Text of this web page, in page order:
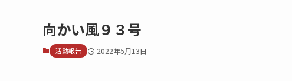
向かい風９３号
活動報告 2022年5月13日